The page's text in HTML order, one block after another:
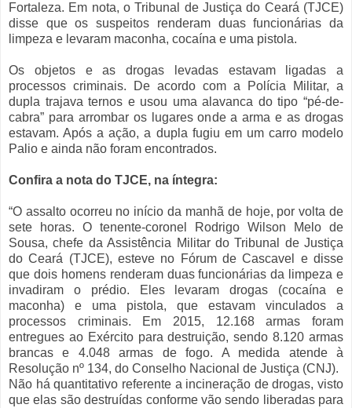
Fortaleza. Em nota, o Tribunal de Justiça do Ceará (TJCE)
disse que os suspeitos renderam duas funcionárias da
limpeza e levaram maconha, cocaína e uma pistola.
Os objetos e as drogas levadas estavam ligadas a
processos criminais. De acordo com a Polícia Militar, a
dupla trajava ternos e usou uma alavanca do tipo “pé-de-
cabra” para arrombar os lugares onde a arma e as drogas
estavam. Após a ação, a dupla fugiu em um carro modelo
Palio e ainda não foram encontrados.
Confira a nota do TJCE, na íntegra:
“O assalto ocorreu no início da manhã de hoje, por volta de
sete horas. O tenente-coronel Rodrigo Wilson Melo de
Sousa, chefe da Assistência Militar do Tribunal de Justiça
do Ceará (TJCE), esteve no Fórum de Cascavel e disse
que dois homens renderam duas funcionárias da limpeza e
invadiram o prédio. Eles levaram drogas (cocaína e
maconha) e uma pistola, que estavam vinculados a
processos criminais. Em 2015, 12.168 armas foram
entregues ao Exército para destruição, sendo 8.120 armas
brancas e 4.048 armas de fogo. A medida atende à
Resolução nº 134, do Conselho Nacional de Justiça (CNJ).
Não há quantitativo referente a incineração de drogas, visto
que elas são destruídas conforme vão sendo liberadas para